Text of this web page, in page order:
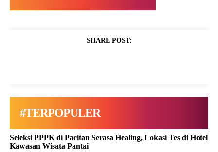
SHARE POST:
#TERPOPULER
Seleksi PPPK di Pacitan Serasa Healing, Lokasi Tes di Hotel
Kawasan Wisata Pantai